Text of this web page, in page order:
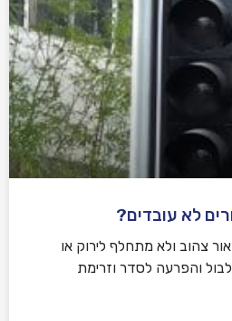
לא עובדים?
צהוב ולא מתחלף לירוק או
והפרעה לסדר וזרימת